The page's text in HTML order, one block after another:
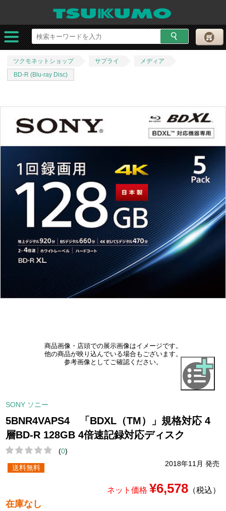
ツクモネットショップ サプライ
メディア
BD-R (Blu-ray Disc)
商品画像・店頭での展示画像はイメージです。
他の商品が映り込んでいる場合もございます。
参考画像としてご確認ください。
SONY ソニー
5BNR4VAPS4 「BDXL（TM）」規格対応 4
層BD-R 128GB 4倍速記録対応ディスク
(0)
2018年11月 発売
送料無料
ネット価格 ¥6,578（税込）
在庫なし